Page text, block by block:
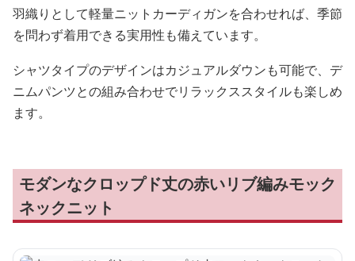
羽織りとして軽量ニットカーディガンを合わせれば、季節
を問わず着用できる実用性も備えています。
シャツタイプのデザインはカジュアルダウンも可能で、デ
ニムパンツとの組み合わせでリラックススタイルも楽しめ
ます。
モダンなクロップド丈の赤いリブ編みモック
ネックニット